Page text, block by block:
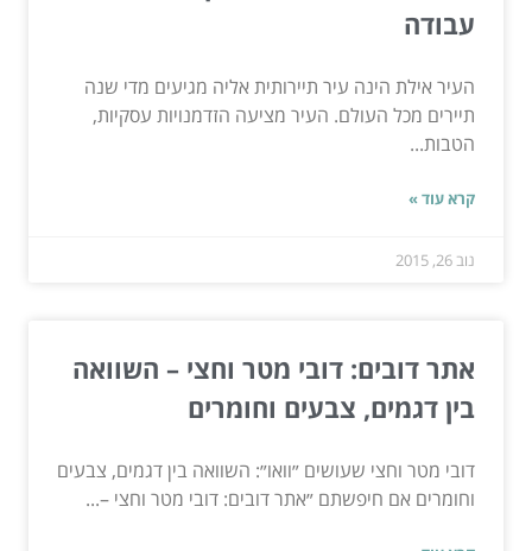
עבודה
העיר אילת הינה עיר תיירותית אליה מגיעים מדי שנה
תיירים מכל העולם. העיר מציעה הזדמנויות עסקיות,
הטבות...
קרא עוד »
נוב 26, 2015
אתר דובים: דובי מטר וחצי – השוואה
בין דגמים, צבעים וחומרים
דובי מטר וחצי שעושים ״וואו״: השוואה בין דגמים, צבעים
וחומרים אם חיפשתם ״אתר דובים: דובי מטר וחצי –...